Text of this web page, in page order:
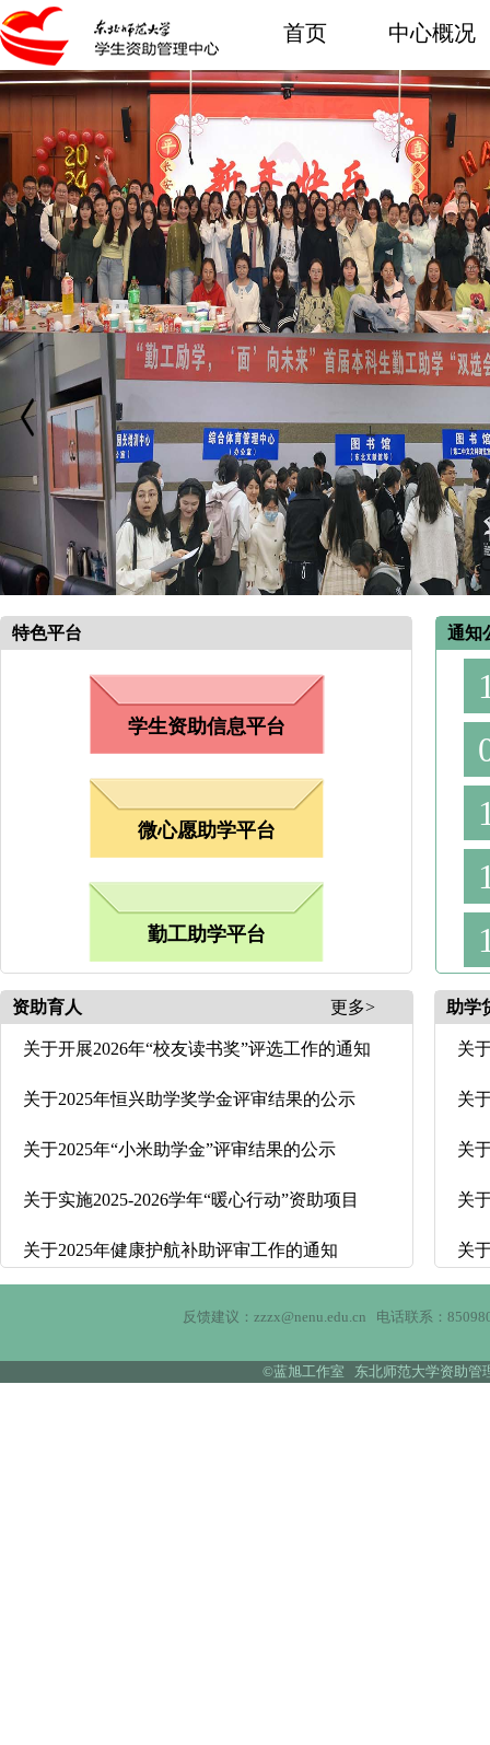
首页 中心概况
特色平台
学生资助信息平台
微心愿助学平台
勤工助学平台
通知
资助育人 更多>
关于开展2026年“校友读书奖”评选工作的通知
关于2025年恒兴助学奖学金评审结果的公示
关于2025年“小米助学金”评审结果的公示
关于实施2025-2026学年“暖心行动”资助项目
关于2025年健康护航补助评审工作的通知
助学
关
关
关
关
关
反馈建议：zzzx@nenu.edu.cn 电话联系：
©蓝旭工作室 东北师范大学资助管